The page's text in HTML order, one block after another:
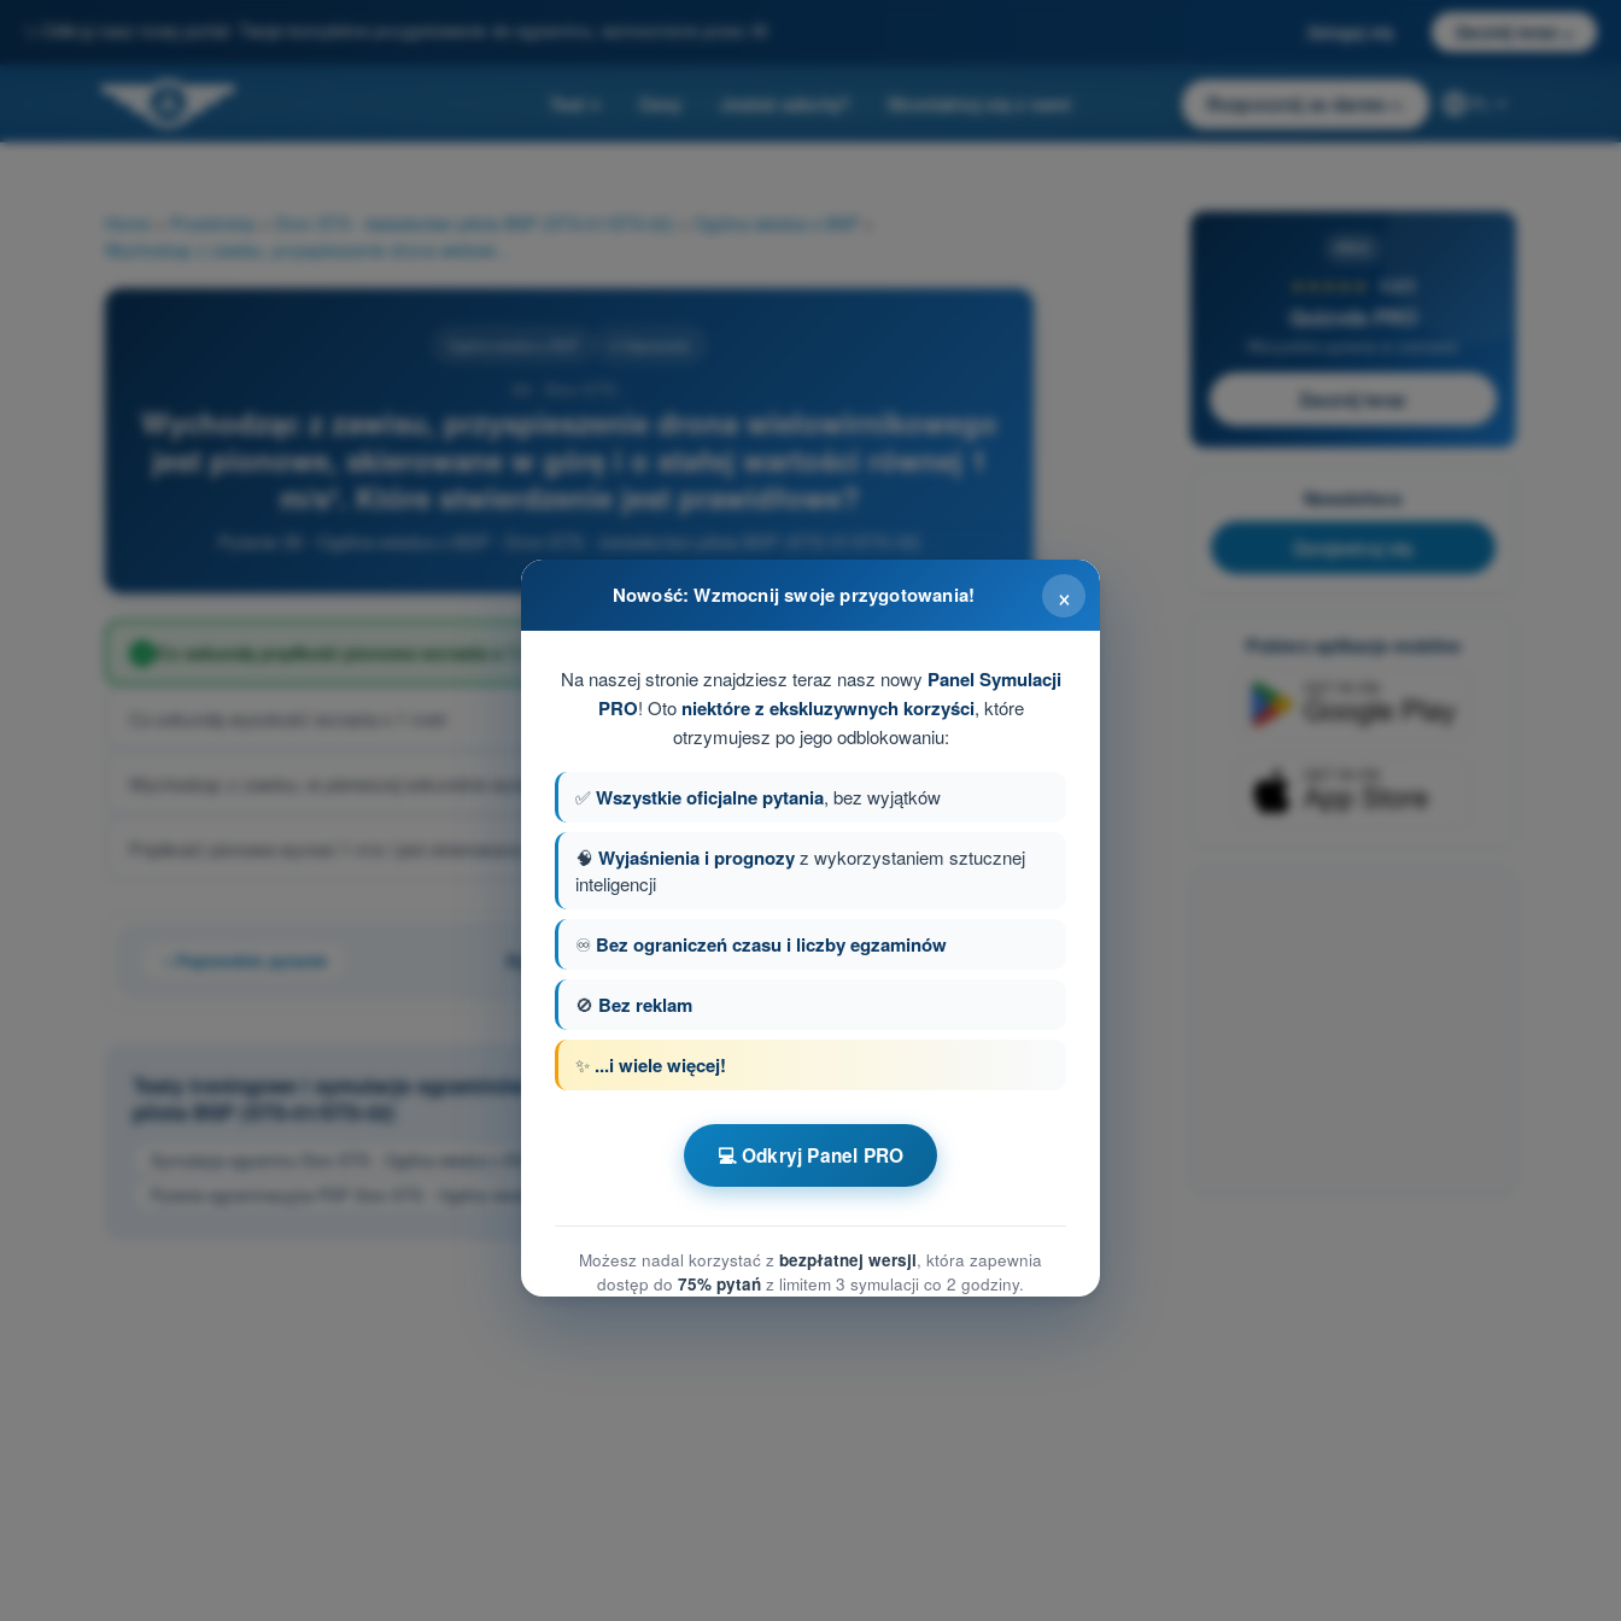
Odkryj nasz nowy portal: Twoje kompletne przygotowanie do egzaminu, wzmocnione przez AI Zaloguj się Zacznij teraz
Test Ceny Jesteś szkołą? Skontaktuj się z nami Rozpocznij za darmo
Home Przedmioty Dron STS - świadectwo pilota BSP (STS-01/STS-02) Ogólna wiedza o BSP
Wychodząc z zawisu, przyspieszenie drona wielowirnikowego
jest pionowe, skierowane w górę i o stałej wartości równej 1
m/s². Które stwierdzenie jest prawidłowe?
Pytanie 39 - Ogólna wiedza o BSP - Dron STS - świadectwo pilota BSP (STS-01/STS-02)
Co sekundę prędkość pionowa wzrasta o 1 m/s
Co sekundę wysokość wzrasta o 1 metr
Wychodząc z zawisu, w pierwszej sekundzie wysokość wzrasta o 1 metr
Prędkość pionowa wynosi 1 m/s i jest skierowana w górę
Poprzednie pytanie Pytanie 39 z 167 Następne pytanie
Testy treningowe i symulacje egzaminów z limitem czasowym Dron STS - świadectwo
pilota BSP (STS-01/STS-02)
Symulacja egzaminu Dron STS - Ogólna wiedza o BSP
Pytania treningowe Dron STS - Ogólna wiedza o BSP
Pytania egzaminacyjne PDF Dron STS - Ogólna wiedza o BSP
4,6/5
Quizvds PRO
Zacznij teraz
Newslettera
Zarejestruj się
Pobierz aplikacje mobilne
×
Nowość: Wzmocnij swoje przygotowania!
Na naszej stronie znajdziesz teraz nasz nowy Panel Symulacji
PRO! Oto niektóre z ekskluzywnych korzyści, które
otrzymujesz po jego odblokowaniu:
✅Wszystkie oficjalne pytania, bez wyjątków
🧠 Wyjaśnienia i prognozyz wykorzystaniem sztucznej
inteligencji
♾️ Bez ograniczeń czasu i liczby egzaminów
🚫 Bez reklam
✨ ...i wiele więcej!
💻 Odkryj Panel PRO
Możesz nadal korzystać z bezpłatnej wersji, która zapewnia
dostęp do 75% pytań z limitem 3 symulacji co 2 godziny.